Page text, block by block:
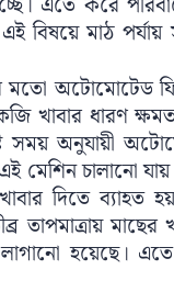
বিষয়ে মাঠ পর্যায়
অটোমোটেড
খাবার ধারণ
সময় অনুযায়ী
মেশিন চালানো
দিতে
মাছের
হয়েছে। এতে